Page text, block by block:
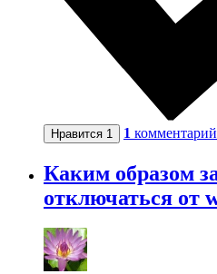
Нравится 1 1 комментарий
Каким образом
отключаться от